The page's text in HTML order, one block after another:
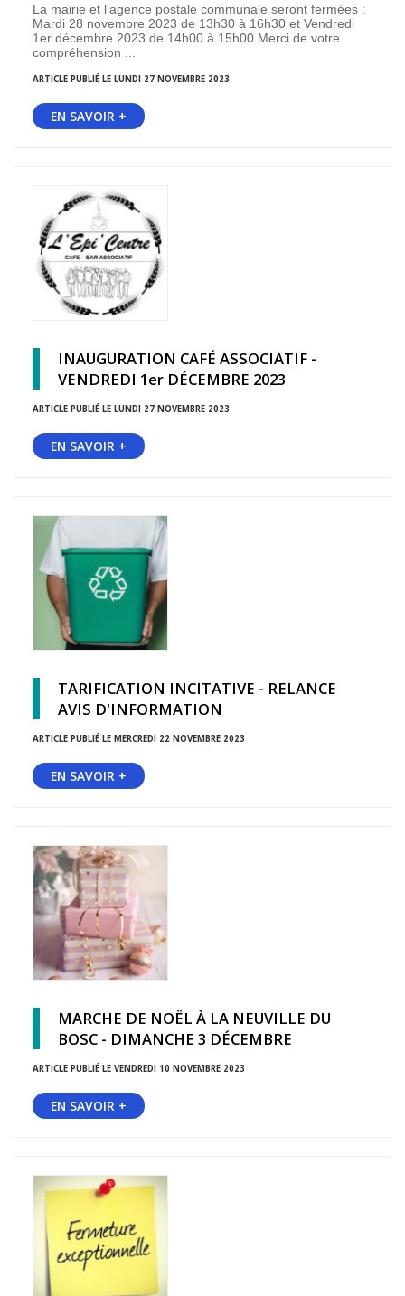
La mairie et l'agence postale communale seront fermées :
Mardi 28 novembre 2023 de 13h30 à 16h30 et Vendredi
1er décembre 2023 de 14h00 à 15h00 Merci de votre
compréhension ...
ARTICLE PUBLIÉ LE LUNDI 27 NOVEMBRE 2023
EN SAVOIR +
INAUGURATION CAFÉ ASSOCIATIF -
VENDREDI 1er DÉCEMBRE 2023
ARTICLE PUBLIÉ LE LUNDI 27 NOVEMBRE 2023
EN SAVOIR +
TARIFICATION INCITATIVE - RELANCE
AVIS D'INFORMATION
ARTICLE PUBLIÉ LE MERCREDI 22 NOVEMBRE 2023
EN SAVOIR +
MARCHE DE NOËL À LA NEUVILLE DU
BOSC - DIMANCHE 3 DÉCEMBRE
ARTICLE PUBLIÉ LE VENDREDI 10 NOVEMBRE 2023
EN SAVOIR +